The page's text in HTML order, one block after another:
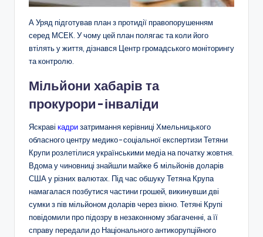
А Уряд підготував план з протидії правопорушенням
серед МСЕК. У чому цей план полягає та коли його
втілять у життя, дізнався Центр громадського моніторингу
та контролю.
Мільйони хабарів та
прокурори-інваліди
Яскраві кадризатримання керівниці Хмельницького
обласного центру медико-соціальної експертизи Тетяни
Крупи розлетілися українськими медіа на початку жовтня.
Вдома у чиновниці знайшли майже 6 мільйонів доларів
США у різних валютах. Під час обшуку Тетяна Крупа
намагалася позбутися частини грошей, викинувши дві
сумки з пів мільйоном доларів через вікно. Тетяні Крупі
повідомили про підозру в незаконному збагаченні, а її
справу передали до Національного антикорупційного